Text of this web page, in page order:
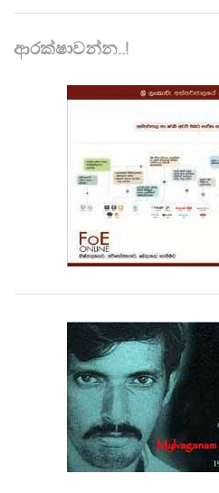
ආරක්ෂාවන්න..!